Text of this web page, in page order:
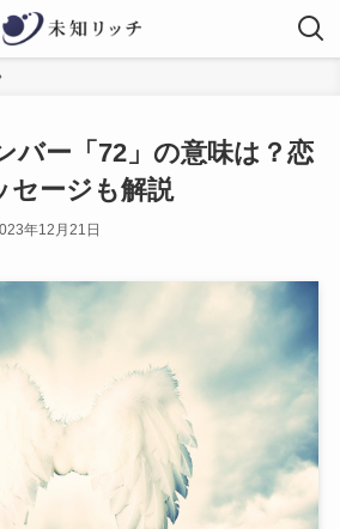
バー「72」の意味は？恋
セージも解説
年12月21日